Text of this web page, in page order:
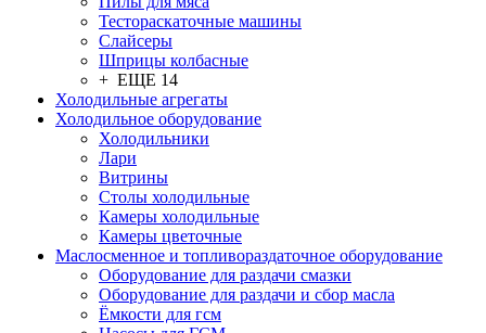
Тестораскаточные машины
Слайсеры
Шприцы колбасные
+ ЕЩЕ 14
Холодильные агрегаты
Холодильное оборудование
Холодильники
Лари
Витрины
Столы холодильные
Камеры холодильные
Камеры цветочные
Маслосменное и топливораздаточное оборудование
Оборудование для раздачи смазки
Оборудование для раздачи и сбор масла
Ёмкости для гсм